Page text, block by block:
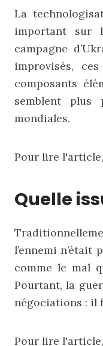
La
important sur
campagne
improvisés,
composants
semblent plus
mondiales.
Pour lire l'article,
Quelle
l’ennemi n’était
comme le mal
Pourtant, la
négociations : il
Pour lire l'article,